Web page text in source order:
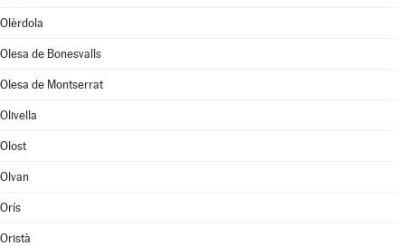
Olèrdola
Olesa de Bonesvalls
Olesa de Montserrat
Olivella
Olost
Olvan
Orís
Oristà